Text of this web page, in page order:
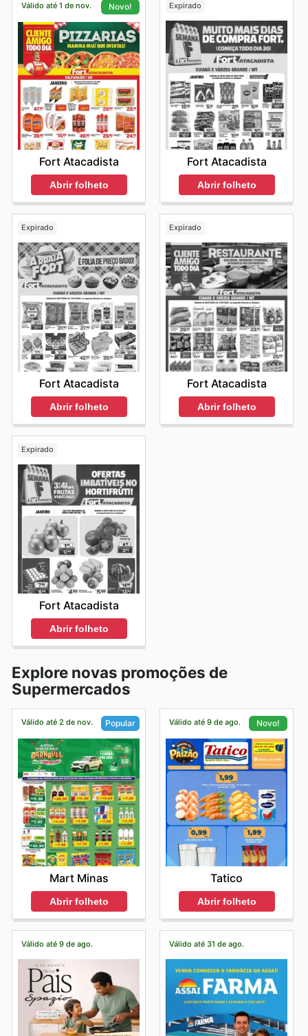
Válido até 1 de nov. Novo!
Fort Atacadista
Abrir folheto
Expirado
Fort Atacadista
Abrir folheto
Expirado
Fort Atacadista
Abrir folheto
Expirado
Fort Atacadista
Abrir folheto
Expirado
Fort Atacadista
Abrir folheto
Explore novas promoções de
Supermercados
Válido até 2 de nov. Popular
Mart Minas
Abrir folheto
Válido até 9 de ago. Novo!
Tatico
Abrir folheto
Válido até 9 de ago. Válido até 31 de ago.